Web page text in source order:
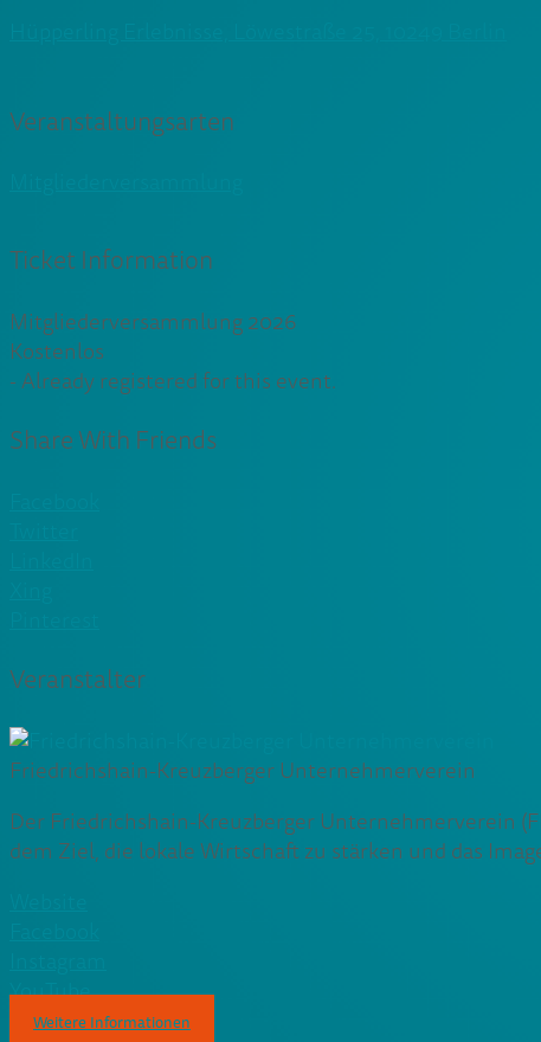
Veranstaltungsarten
Ticket Information
Mitgliederversammlung 2026
Kostenlos
- Already registered for this event.
Share With Friends
Veranstalter
Friedrichshain-Kreuzberger Unternehmerverein
Der Friedrichshain-Kreuzberger Unternehmerverein
dem Ziel, die lokale Wirtschaft zu stärken und das
YouTube
Weitere Informationen